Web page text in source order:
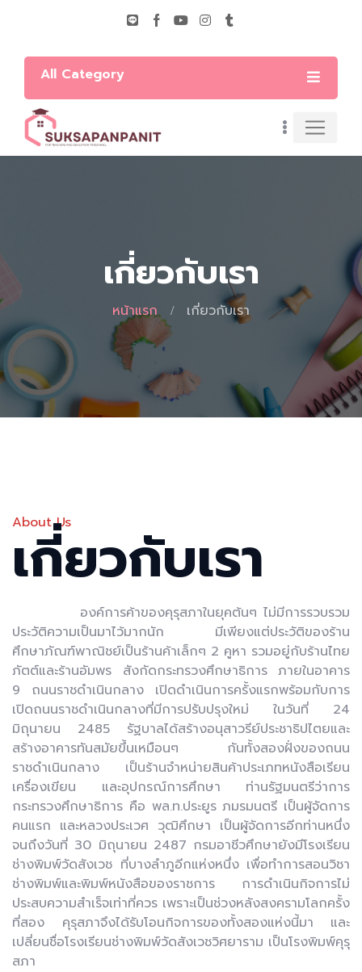
All Category
เกี่ยวกับเรา
หน้าแรก เกี่ยวกับเรา
About Us
เกี่ยวกับเรา
องค์การค้าของคุรุสภาในยุคต้นๆ ไม่มีการรวบรวม
ประวัติความเป็นมาไว้มากนัก มีเพียงแต่ประวัติของร้าน
ศึกษาภัณฑ์พาณิชย์เป็นร้านค้าเล็กๆ 2 คูหา รวมอยู่กับร้านไทย
ภัตต์และร้านอัมพร สังกัดกระทรวงศึกษาธิการ ภายในอาคาร
9 ถนนราชดำเนินกลาง เปิดดำเนินการครั้งแรกพร้อมกับการ
เปิดถนนราชดำเนินกลางที่มีการปรับปรุงใหม่ ในวันที่ 24
มิถุนายน 2485 รัฐบาลได้สร้างอนุสาวรีย์ประชาธิปไตยและ
สร้างอาคารทันสมัยขึ้นเหมือนๆ กันทั้งสองฝั่งของถนน
ราชดำเนินกลาง เป็นร้านจำหน่ายสินค้าประเภทหนังสือเรียน
เครื่องเขียน และอุปกรณ์การศึกษา ท่านรัฐมนตรีว่าการ
กระทรวงศึกษาธิการ คือ พล.ท.ประยูร ภมรมนตรี เป็นผู้จัดการ
คนแรก และหลวงประเวศ วุฒิศึกษา เป็นผู้จัดการอีกท่านหนึ่ง
จนถึงวันที่ 30 มิถุนายน 2487 กรมอาชีวศึกษายังมีโรงเรียน
ช่างพิมพ์วัดสังเวช ที่บางลำภูอีกแห่งหนึ่ง เพื่อทำการสอนวิชา
ช่างพิมพ์และพิมพ์หนังสือของราชการ การดำเนินกิจการไม่
ประสบความสำเร็จเท่าที่ควร เพราะเป็นช่วงหลังสงครามโลกครั้ง
ที่สอง คุรุสภาจึงได้รับโอนกิจการของทั้งสองแห่งนี้มา และ
เปลี่ยนชื่อโรงเรียนช่างพิมพ์วัดสังเวชวิศยาราม เป็นโรงพิมพ์คุรุ
สภา